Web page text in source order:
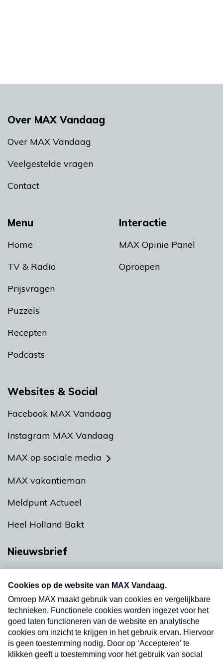
Menu
Home
TV & Radio
Prijsvragen
Puzzels
Recepten
Podcasts
Interactie
MAX Opinie Panel
Oproepen
Over MAX Vandaag
Over MAX Vandaag
Veelgestelde vragen
Contact
Websites & Social
Facebook MAX Vandaag
Instagram MAX Vandaag
MAX op sociale media
MAX vakantieman
Meldpunt Actueel
Heel Holland Bakt
Nieuwsbrief
nieuwsbrief. Elke vrijdag- en dinsdagochtend in
uw mailbox.
Verzend